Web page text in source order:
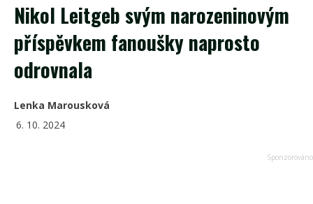
Nikol Leitgeb svým narozeninovým
příspěvkem fanoušky naprosto
odrovnala
Lenka Marousková
6. 10. 2024